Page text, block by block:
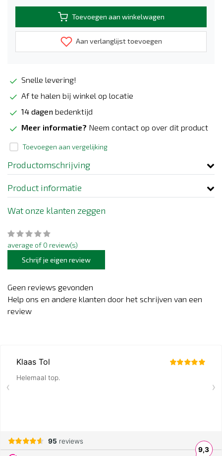
Toevoegen aan winkelwagen
Aan verlanglijst toevoegen
Snelle levering!
Af te halen bij winkel op locatie
14 dagen bedenktijd
Meer informatie? Neem contact op over dit product
Toevoegen aan vergelijking
Productomschrijving
Product informatie
Wat onze klanten zeggen
average of 0 review(s)
Schrijf je eigen review
Geen reviews gevonden
Help ons en andere klanten door het schrijven van een
review